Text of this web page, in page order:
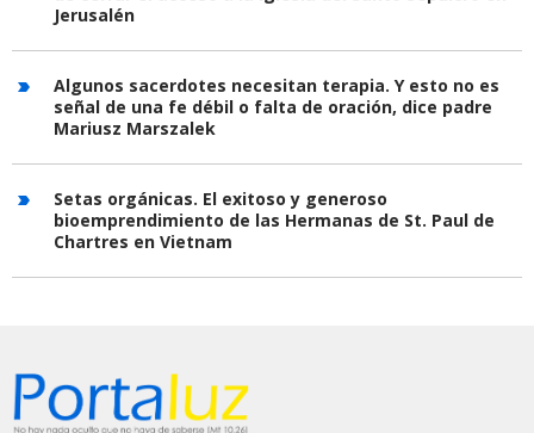
Jerusalén
Algunos sacerdotes necesitan terapia. Y esto no es
señal de una fe débil o falta de oración, dice padre
Mariusz Marszalek
Setas orgánicas. El exitoso y generoso
bioemprendimiento de las Hermanas de St. Paul de
Chartres en Vietnam